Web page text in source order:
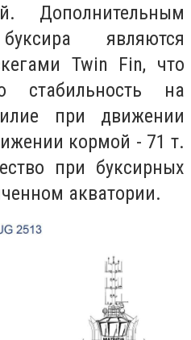
Дополнительным
являются
Twin Fin, что
стабильность на
при движении
кормой - 71 т.
при буксирных
акватории.